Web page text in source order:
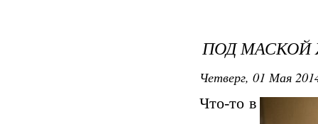
ПОД
Четверг, 01 Мая
Что-то в